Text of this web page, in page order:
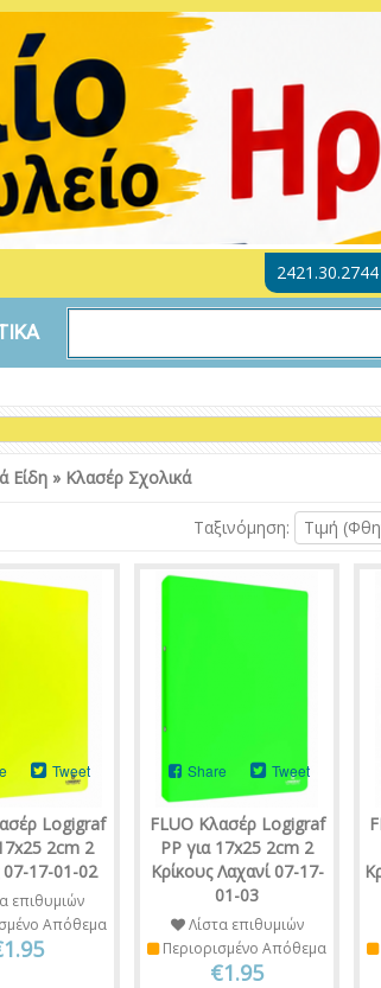
2421.30.2744
Είδη » Κλασέρ Σχολικά
Ταξινόμηση: Τιμή
Logigraf
2cm 2
07-17-01-02
Tweet
επιθυμιών
Απόθεμα
FLUO Κλασέρ Logigraf
PP για 17x25 2cm 2
Κρίκους Λαχανί 07-17-
01-03
Share Tweet
Λίστα επιθυμιών
Περιορισμένο Απόθεμα
€1.95